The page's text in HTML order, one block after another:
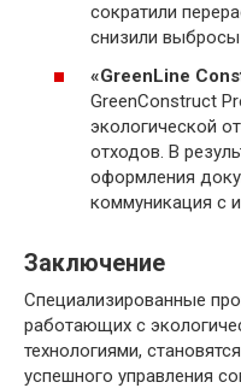
сократили
снизили выбросы
«GreenLine
GreenConstruct
экологической
отходов. В
оформления
коммуникация с
Заключение
Специализированные
работающих с
технологиями,
успешного управления